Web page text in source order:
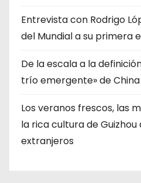
Entrevista con Rodrigo
del Mundial a su primera
De la escala a la
trío emergente» de China
Los veranos frescos, las
la rica cultura de
extranjeros